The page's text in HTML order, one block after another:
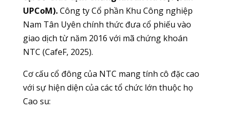
UPCoM).Công ty Cổ phần Khu Công nghiệp
Nam Tân Uyên chính thức đưa cổ phiếu vào
giao dịch từ năm 2016 với mã chứng khoán
NTC (CafeF, 2025).
Cơ cấu cổ đông của NTC mang tính cô đặc cao
với sự hiện diện của các tổ chức lớn thuộc họ
Cao su: